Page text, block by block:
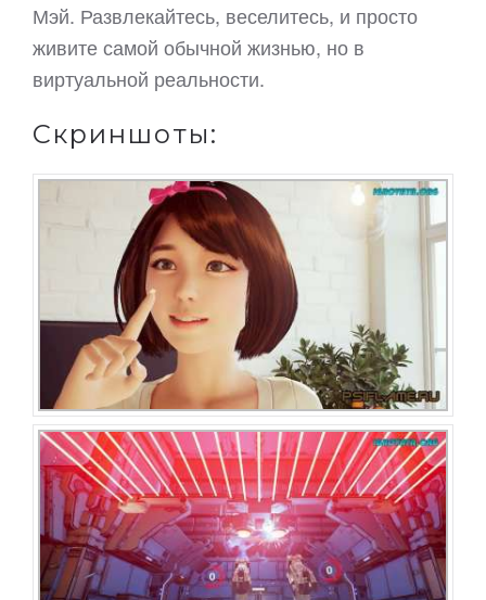
Мэй. Развлекайтесь, веселитесь, и просто
живите самой обычной жизнью, но в
виртуальной реальности.
Скриншоты: